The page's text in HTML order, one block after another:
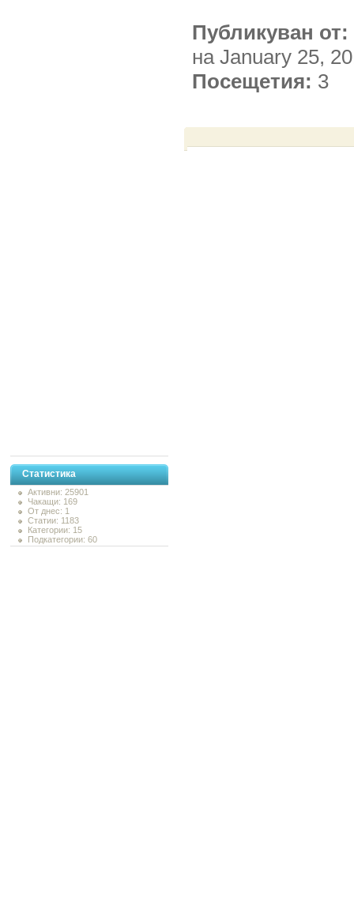
Статистика
Активни: 25901
Чакащи: 169
От днес: 1
Статии: 1183
Категории: 15
Подкатегории: 60
Публикуван от:
на January 25,
Посещетия: 3